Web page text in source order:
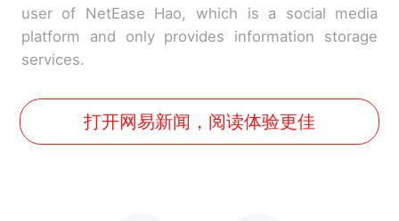
user of NetEase Hao, which is a social media
platform and only provides information storage
services.
打开网易新闻，阅读体验更佳